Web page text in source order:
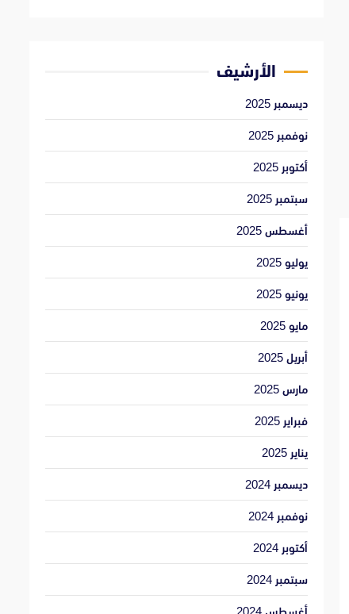
الأرشيف
ديسمبر 2025
نوفمبر 2025
أكتوبر 2025
سبتمبر 2025
أغسطس 2025
يوليو 2025
يونيو 2025
مايو 2025
أبريل 2025
مارس 2025
فبراير 2025
يناير 2025
ديسمبر 2024
نوفمبر 2024
أكتوبر 2024
سبتمبر 2024